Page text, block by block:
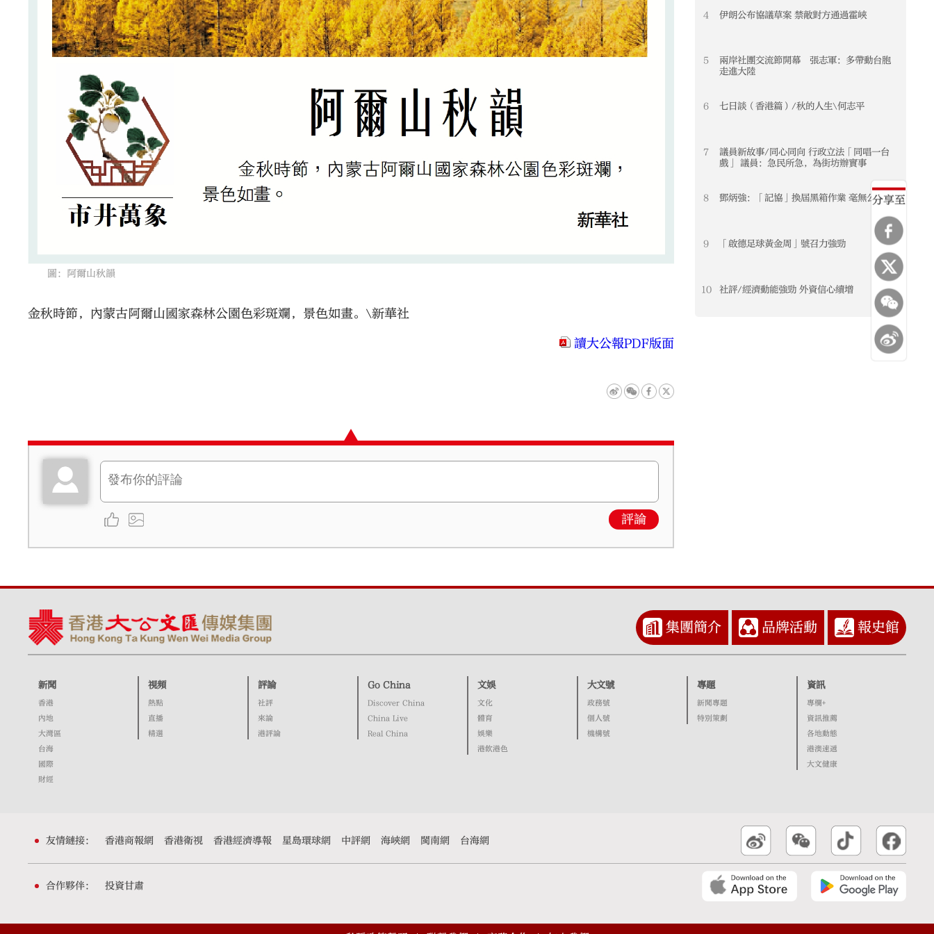
分享至
圖：阿爾山秋韻
金秋時節，內蒙古阿爾山國家森林公園色彩斑斕，景色如畫。\新華社
讀大公報PDF版面
評論
4 伊朗公布協議草案 禁敵對方通過霍峽
5
兩岸社團交流節開幕 張志軍：多帶動台胞
走進大陸
6 七日談（香港篇）/秋的人生\何志平
7
議員新故事/同心同向 行政立法「同唱一台
戲」 議員：急民所急，為街坊辦實事
8 鄧炳強：「記協」換屆黑箱作業 毫無公信力
9 「啟德足球黃金周」號召力強勁
10 社評/經濟動能強勁 外資信心續增
集團簡介 品牌活動 報史館
新聞
香港
內地
大灣區
台海
國際
財經
視頻
熱點
直播
精選
評論
社評
來論
港評論
Go China
Discover China
China Live
Real China
文娛
文化
體育
娛樂
港飲港色
大文號
政務號
個人號
機構號
專題
新聞專題
特別策劃
資訊
專欄+
資訊推薦
各地動態
港澳速遞
大文健康
友情鏈接： 香港商報網 香港衛視 香港經濟導報 星島環球網 中評網 海峽網 閩南網 台海網
合作夥伴： 投資甘肅